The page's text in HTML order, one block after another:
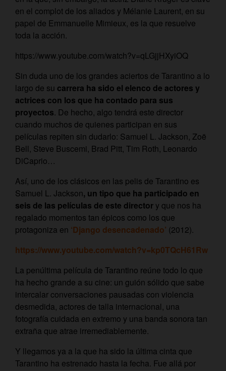
en el complot de los aliados y Mélanie Laurent, en su
papel de Emmanuelle Mimieux, es la que resuelve
toda la acción.
https://www.youtube.com/watch?v=qLGjjHXyiOQ
Sin duda uno de los grandes aciertos de Tarantino a lo
largo de su carrera ha sido el elenco de actores y
actrices con los que ha contado para sus
proyectos. De hecho, algo tendrá este director
cuando muchos de quienes participan en sus
películas repiten sin dudarlo: Samuel L. Jackson, Zoë
Bell, Steve Buscemi, Brad Pitt, Tim Roth, Leonardo
DiCaprio…
Así, uno de los clásicos en las pelis de Tarantino es
Samuel L. Jackson, un tipo que ha participado en
seis de las películas de este director y que nos ha
regalado momentos tan épicos como los que
protagoniza en ‘Django desencadenado’ (2012).
https://www.youtube.com/watch?v=kp0TQcH61Rw
La penúltima película de Tarantino reúne todo lo que
ha hecho grande a su cine: un guión sólido que sabe
intercalar conversaciones pausadas con violencia
desmedida, actores de talla internacional, una
fotografía cuidada en extremo y una banda sonora tan
extraña que atrae irremediablemente.
Y llegamos ya a la que ha sido la última cinta que
Tarantino ha estrenado hasta la fecha. Fue allá por